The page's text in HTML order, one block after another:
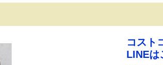
コスト
LINEは